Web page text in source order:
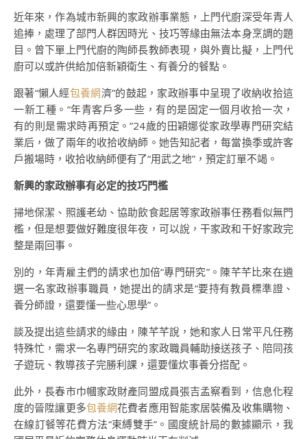
近年來，作為城市新興的家政辦事業態，上門代廚深受年青人
追捧，處理了部門人群因時光、技巧等緣由無法本身烹調的題
目。曾下單上門代廚的陶師長教師表現，與外賣比擬，上門代
廚可以或許供給加倍新穎衛生、有養分的餐點。
跟著“懶人經包養網濟”的鼓起，家政辦事中呈現了收納收拾這
一新工種。“年青客戶多一些，有的是固定一個月收拾一次，
有的則是需求時再預定。”24歲的田穎娜從家政學專門研究結
業后，做了兩年的收拾收納師。她告知記者，每當換季或許客
戶搬場時，收拾收納師便有了“用武之地”，預定訂單不竭。
新興的家政辦事有必定的技巧門檻
掃地保潔、照護老幼、協助飲食起居等家政辦事任務看似無門
檻，但是想要做好難度很年夜，可以說，干家政和干好家政完
整是兩回事。
別的，年青雇主們的請求也加倍“專門研究”。陳芊芊比來在遴
選一名家政辦事職員，她提出的請求是“要持有教員標準證、
養分師證，還要懂一些心思學”。
談及提出這些請求的緣由，陳芊芊說，她和家人日常平凡任務
特殊忙，需求一名專門研究的家政職員輔助接送孩子、陪同孩
子遊玩、教導孩子完勝利課，還要懂炊事養分搭配。
此外，長春市巾幗家政財產同盟成員張吉孟察看到，信息化程
度的晉陞讓更多包養網花費者應用智能家居裝備及收集購物、
在線訂餐等花費方法“束縛雙手”。國度統計局的數據顯示，我